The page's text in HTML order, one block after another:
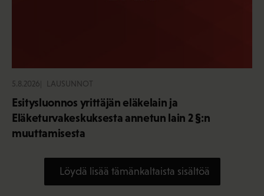
5.8.2026 LAUSUNNOT
Esitysluonnos yrittäjän eläkelain ja
Eläketurvakeskuksesta annetun lain 2 §:n
muuttamisesta
Löydä lisää tämänkaltaista sisältöä